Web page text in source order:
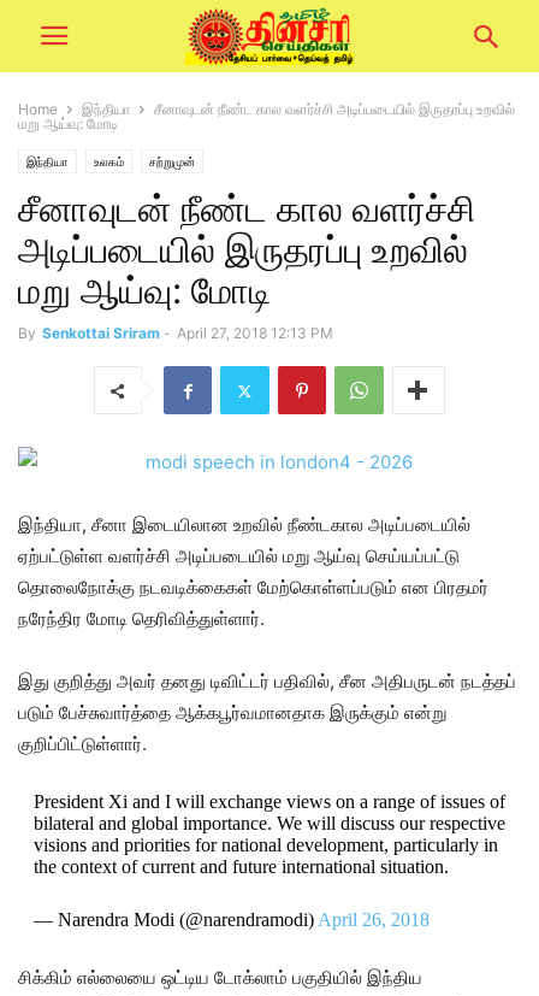
Home இந்தியா
சீனாவுடன் நீண்ட கால வளர்ச்சி அடிப்படையில் இருதரப்பு உறவில்
மறு ஆய்வு: மோடி
இந்தியா உலகம் சற்றுமுன்
சீனாவுடன் நீண்ட கால வளர்ச்சி
அடிப்படையில் இருதரப்பு உறவில்
மறு ஆய்வு: மோடி
By Senkottai Sriram - April 27, 2018 12:13 PM
இந்தியா, சீனா இடையிலான உறவில் நீண்டகால அடிப்படையில்
ஏற்பட்டுள்ள வளர்ச்சி அடிப்படையில் மறு ஆய்வு செய்யப்பட்டு
தொலைநோக்கு நடவடிக்கைகள் மேற்கொள்ளப்படும் என பிரதமர்
நரேந்திர மோடி தெரிவித்துள்ளார்.
இது குறித்து அவர் தனது டிவிட்டர் பதிவில், சீன அதிபருடன் நடத்தப்
படும் பேச்சுவார்த்தை ஆக்கபூர்வமானதாக இருக்கும் என்று
குறிப்பிட்டுள்ளார்.
President Xi and I will exchange views on a range of issues of
bilateral and global importance. We will discuss our respective
visions and priorities for national development, particularly in
the context of current and future international situation.
— Narendra Modi (@narendramodi) April 26, 2018
சிக்கிம் எல்லையை ஒட்டிய டோக்லாம் பகுதியில் இந்திய